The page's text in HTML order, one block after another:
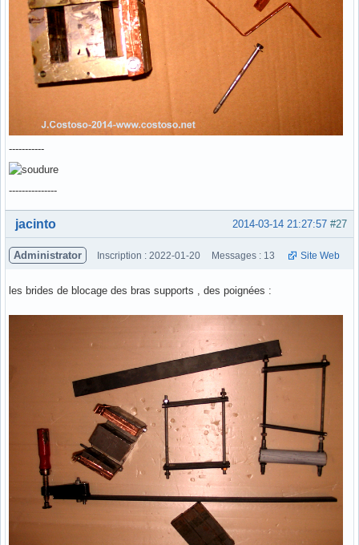
-----------
---------------
Hors ligne #27
2014-03-14 21:27:57
jacinto
Administrator Inscription : 2022-01-20 Messages : 13 Site Web
les brides de blocage des bras supports , des poignées :